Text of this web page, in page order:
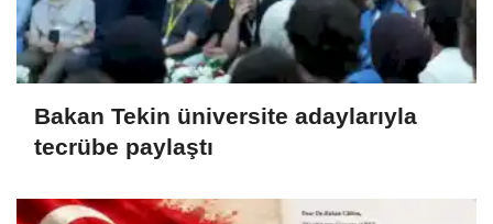
Bakan Tekin üniversite adaylarıyla
tecrübe paylaştı